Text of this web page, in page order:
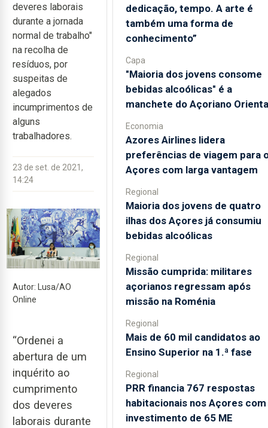
deveres laborais
durante a jornada
normal de trabalho"
na recolha de
resíduos, por
suspeitas de
alegados
incumprimentos de
alguns
trabalhadores.
23 de set. de 2021,
14:24
Autor: Lusa/AO
Online
“Ordenei a
abertura de um
inquérito ao
cumprimento
dos deveres
laborais durante
dedicação, tempo. A arte é
também uma forma de
conhecimento”
Capa
"Maioria dos jovens consome
bebidas alcoólicas" é a
manchete do Açoriano
Economia
Azores Airlines lidera
preferências de viagem para
Açores com larga vantagem
Regional
Maioria dos jovens de quatro
ilhas dos Açores já consumiu
bebidas alcoólicas
Regional
Missão cumprida: militares
açorianos regressam após
missão na Roménia
Regional
Mais de 60 mil candidatos ao
Ensino Superior na 1.ª fase
Regional
PRR financia 767 respostas
habitacionais nos Açores com
investimento de 65 ME